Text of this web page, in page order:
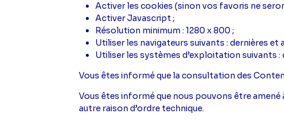
Activer les cookies (sinon vos favoris ne
Activer Javascript ;
Résolution minimum : 1280 x 800 ;
Utiliser les navigateurs suivants : dernières
Utiliser les systèmes d’exploitation suivants
Vous êtes informé que la consultation des
Vous êtes informé que nous pouvons être
autre raison d’ordre technique.